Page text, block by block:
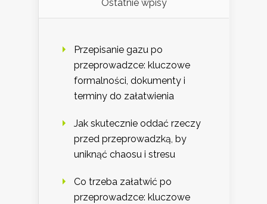
Ostatnie wpisy
Przepisanie gazu po
przeprowadzce: kluczowe
formalności, dokumenty i
terminy do załatwienia
Jak skutecznie oddać rzeczy
przed przeprowadzką, by
uniknąć chaosu i stresu
Co trzeba załatwić po
przeprowadzce: kluczowe